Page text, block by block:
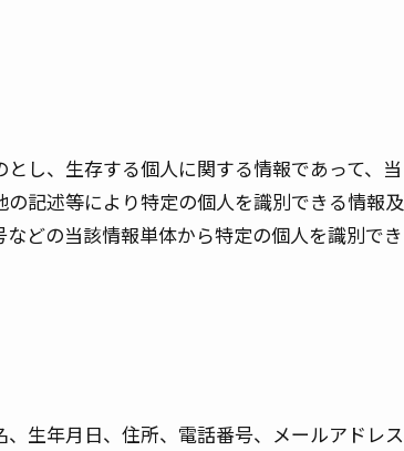
し、生存する個人に関する情報であって、当
記述等により特定の個人を識別できる情報及
どの当該情報単体から特定の個人を識別でき
生年月日、住所、電話番号、メールアドレス